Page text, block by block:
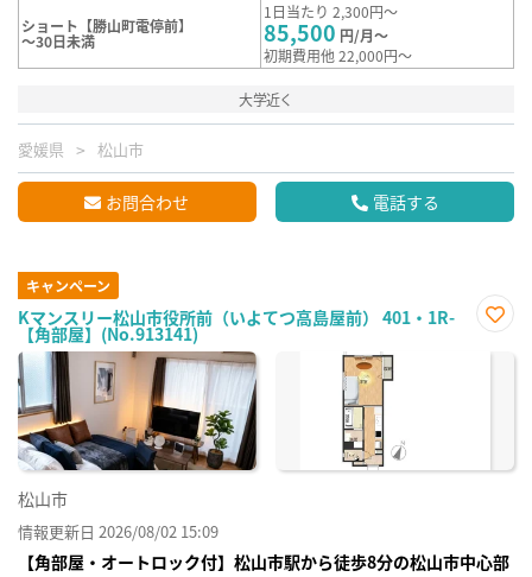
ショート【勝山町電停前】
～30日未満
1日当たり 2,300円～
85,500 円/月～
初期費用他 22,000円～
大学近く
愛媛県 松山市
お問合わせ 電話する
キャンペーン
Kマンスリー松山市役所前（いよてつ高島屋前） 401・1R-
【角部屋】(No.913141)
に入
松山市
情報更新日 2026/08/02 15:09
【角部屋・オートロック付】松山市駅から徒歩8分の松山市中心部